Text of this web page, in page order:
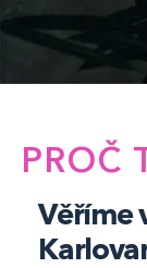
PROČ
Věříme